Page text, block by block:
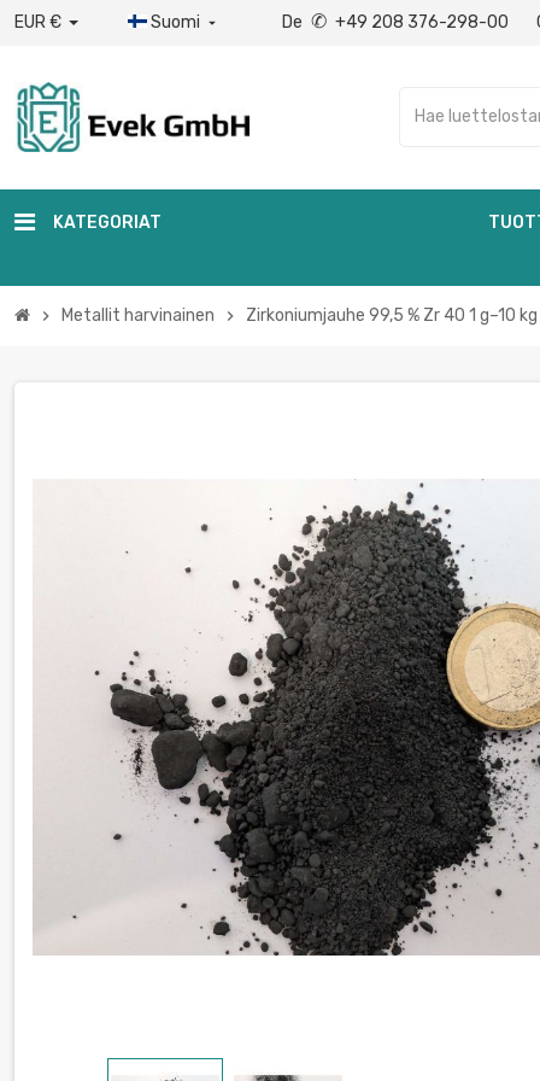
EUR € Suomi  De ✆ +49 208 376-298-00
KATEGORIAT
chevron_right Metallit harvinainen chevron_right Zirkoniumjauhe 99,5 % Zr 40 1 g–10 kg